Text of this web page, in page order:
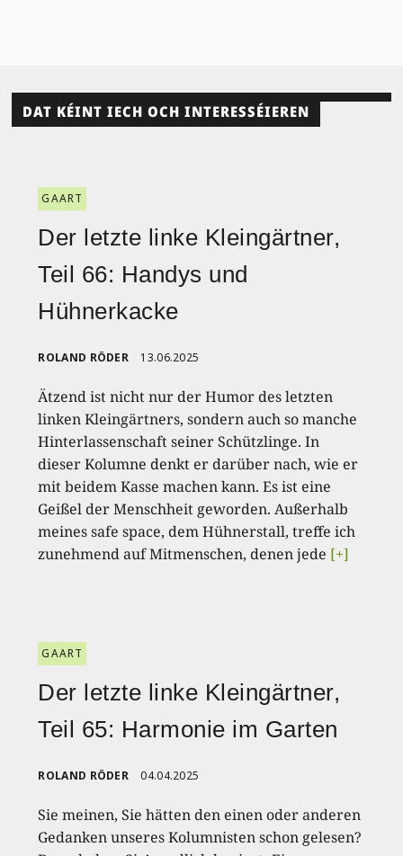
DAT KÉINT IECH OCH INTERESSÉIEREN
GAART
Der letzte linke Kleingärtner,
Teil 66: Handys und
Hühnerkacke
ROLAND RÖDER 13.06.2025
Ätzend ist nicht nur der Humor des letzten
linken Kleingärtners, sondern auch so manche
Hinterlassenschaft seiner Schützlinge. In
dieser Kolumne denkt er darüber nach, wie er
mit beidem Kasse machen kann. Es ist eine
Geißel der Menschheit geworden. Außerhalb
meines safe space, dem Hühnerstall, treffe ich
zunehmend auf Mitmenschen, denen jede [+]
GAART
Der letzte linke Kleingärtner,
Teil 65: Harmonie im Garten
ROLAND RÖDER 04.04.2025
Sie meinen, Sie hätten den einen oder anderen
Gedanken unseres Kolumnisten schon gelesen?